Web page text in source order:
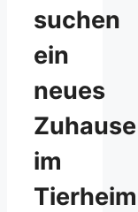
suchen
ein
neues
Zuhause
im
Tierheim